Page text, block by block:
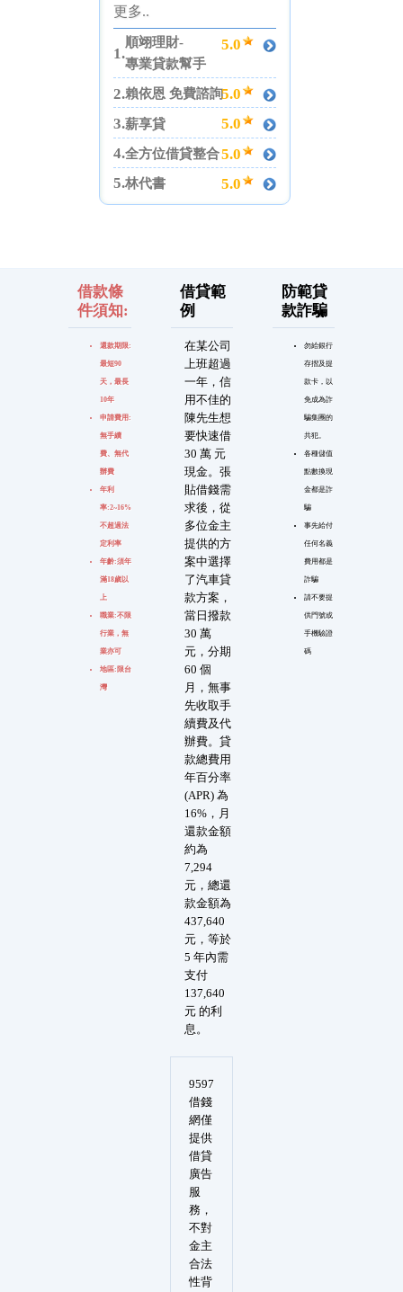
更多..
1.
順翊理財-
專業貸款幫手
5.0
2.賴依恩 免費諮詢5.0
3.薪享貸
5.0
4.全方位借貸整合5.0
5.林代書 5.0
借款條
件須知:
還款期限:
最短90
天，最長
10年
申請費用:
無手續
費、無代
辦費
年利
率:2~16%
不超過法
定利率
年齡:須年
滿18歲以
上
職業:不限
行業，無
業亦可
地區:限台
灣
借貸範
例
在某公司
上班超過
一年，信
用不佳的
陳先生想
要快速借
30 萬 元
現金。張
貼借錢需
求後，從
多位金主
提供的方
案中選擇
了汽車貸
款方案，
當日撥款
30 萬
元，分期
60 個
月，無事
先收取手
續費及代
辦費。貸
款總費用
年百分率
(APR) 為
16%，月
還款金額
約為
7,294
元，總還
款金額為
437,640
元，等於
5 年內需
支付
137,640
元 的利
息。
防範貸
款詐騙
勿給銀行
存摺及提
款卡，以
免成為詐
騙集團的
共犯。
各種儲值
點數換現
金都是詐
騙
事先給付
任何名義
費用都是
詐騙
請不要提
供門號或
手機驗證
碼
9597
借錢
網僅
提供
借貸
廣告
服
務，
不對
金主
合法
性背